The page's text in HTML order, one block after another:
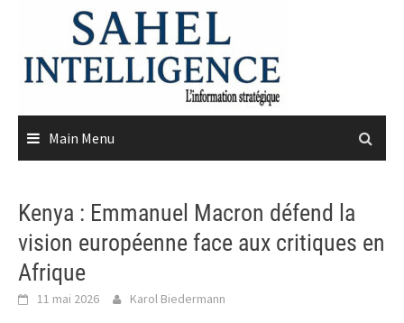
content
Main Menu
Kenya : Emmanuel Macron défend la
vision européenne face aux critiques en
Afrique
11 mai 2026 Karol Biedermann